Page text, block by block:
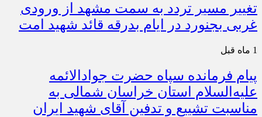
تغییر مسیر تردد به سمت مشهد از ورودی
غربی بجنورد در ایام بدرقه قائد شهید امت
1 ماه قبل
پیام فرمانده سپاه حضرت جوادالائمه
علیه‌السلام استان خراسان شمالی به
مناسبت تشییع و تدفین آقای شهید ایران